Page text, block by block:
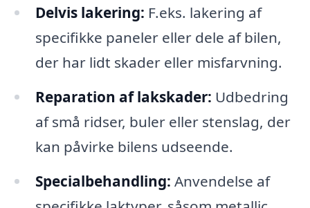
Delvis lakering: F.eks. lakering af
specifikke paneler eller dele af bilen,
der har lidt skader eller misfarvning.
Reparation af lakskader: Udbedring
af små ridser, buler eller stenslag, der
kan påvirke bilens udseende.
Specialbehandling: Anvendelse af